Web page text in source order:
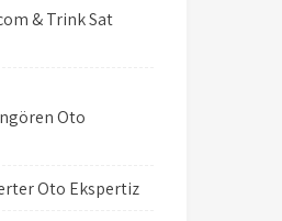
& Trink Sat
Oto
Oto Ekspertiz